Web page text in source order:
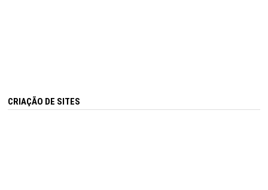
CRIAÇÃO DE SITES